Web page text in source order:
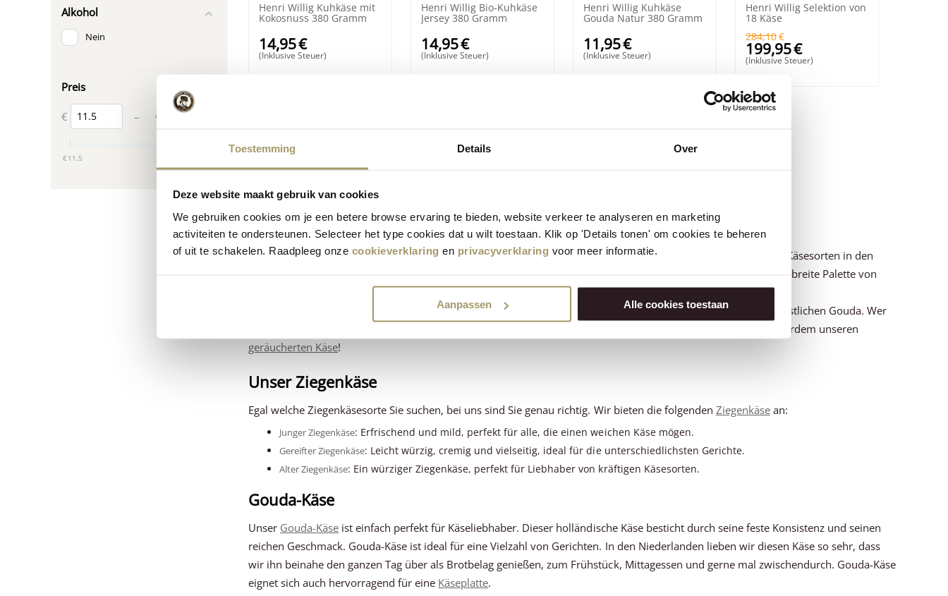
Toestemming Details Over
Deze website maakt gebruik van cookies
We gebruiken cookies om je een betere browse ervaring te bieden, website verkeer te analyseren en marketing
activiteiten te ondersteunen. Selecteer het type cookies dat u wilt toestaan. Klik op 'Details tonen' om cookies te beheren
of uit te schakelen. Raadpleeg onze cookieverklaring en privacyverklaring voor meer informatie.
Aanpassen Alle cookies toestaan
Henri Willig Kuhkäse mit
Kokosnuss 380 Gramm
14,95€
(Inklusive Steuer)
Henri Willig Bio-Kuhkäse
Jersey 380 Gramm
14,95€
(Inklusive Steuer)
Henri Willig Kuhkäse
Gouda Natur 380 Gramm
11,95€
(Inklusive Steuer)
Henri Willig Selektion von
18 Käse
284,10€
199,95€
(Inklusive Steuer)
Verschiedene Arten von Käse
Bei Henri Willig streben wir stets danach, Käse von höchster Qualität herzustellen. Deshalb werden alle unsere Käsesorten in den
. Wir bieten eine breite Palette von
Käsesorten an, damit Sie immer den passenden Käse bei uns finden.
Entdecken Sie unsere Ziegenkäse, wie z. B. junge, reife und alte Ziegenkäse, und vergessen Sie nicht unseren köstlichen Gouda. Wer
. Für ein kräftiges Aroma empfehlen wir außerdem unseren
geräucherten Käse!
Unser Ziegenkäse
Egal welche Ziegenkäsesorte Sie suchen, bei uns sind Sie genau richtig. Wir bieten die folgenden Ziegenkäsean:
Junger Ziegenkäse: Erfrischend und mild, perfekt für alle, die einen weichen Käse mögen.
Gereifter Ziegenkäse: Leicht würzig, cremig und vielseitig, ideal für die unterschiedlichsten Gerichte.
Alter Ziegenkäse: Ein würziger Ziegenkäse, perfekt für Liebhaber von kräftigen Käsesorten.
Gouda-Käse
Unser Gouda-Käse ist einfach perfekt für Käseliebhaber. Dieser holländische Käse besticht durch seine feste Konsistenz und seinen
reichen Geschmack. Gouda-Käse ist ideal für eine Vielzahl von Gerichten. In den Niederlanden lieben wir diesen Käse so sehr, dass
wir ihn beinahe den ganzen Tag über als Brotbelag genießen, zum Frühstück, Mittagessen und gerne mal zwischendurch. Gouda-Käse
eignet sich auch hervorragend für eine Käseplatte.
Alkohol
Nein
Preis
€ – €
‎€11.5